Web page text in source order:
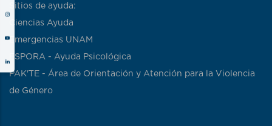
Sitios de ayuda:
Ciencias Ayuda
Emergencias UNAM
ESPORA - Ayuda Psicológica
PAK'TE - Área de Orientación y Atención para la Violencia
de Género